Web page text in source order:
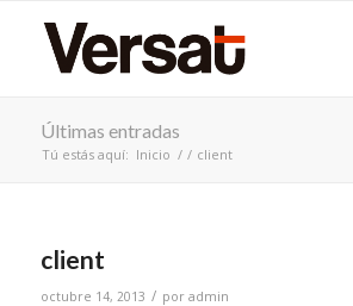
Últimas entradas
Tú estás aquí: Inicio / / client
client
octubre 14, 2013 / por admin